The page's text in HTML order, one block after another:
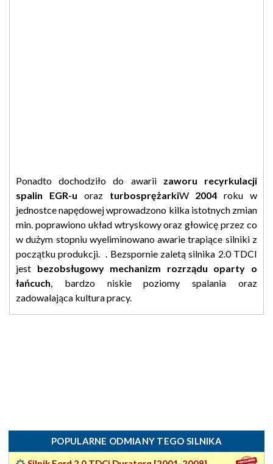
Ponadto dochodziło do awarii zaworu recyrkulacji
spalin EGR-u oraz turbosprężarkiW2004 roku w
jednostce napędowej wprowadzono kilka istotnych zmian
min. poprawiono układ wtryskowy oraz głowicę przez co
w dużym stopniu wyeliminowano awarie trapiące silniki z
początku produkcji. . Bezspornie zaletą silnika 2.0 TDCI
jest bezobsługowy mechanizm rozrządu oparty o
łańcuch, bardzo niskie poziomy spalania oraz
zadowalająca kultura pracy.
POPULARNE ODMIANY TEGO SILNIKA